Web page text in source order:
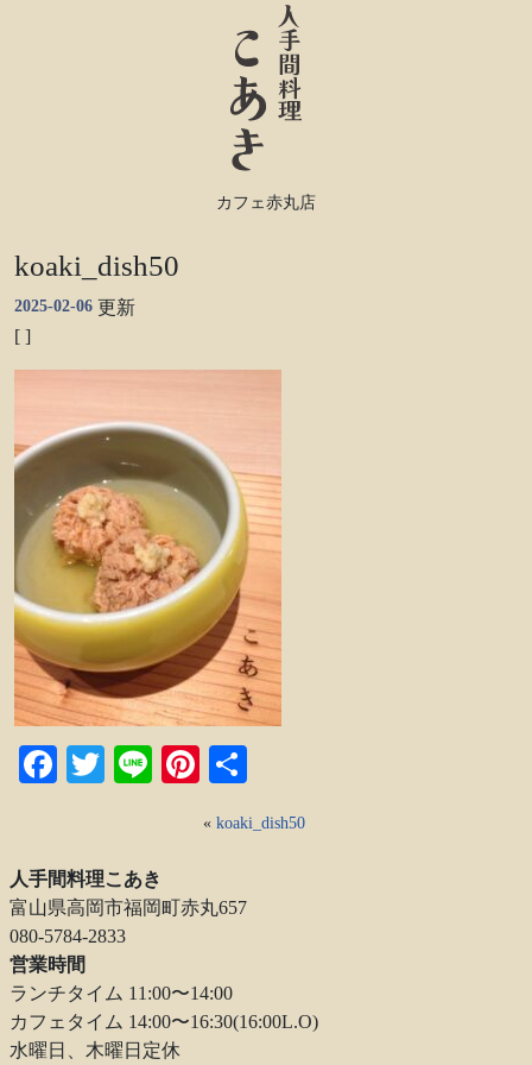
カフェ赤丸店
koaki_dish50
2025-02-06 更新
[ ]
Facebook
TwitterLinePinterest
« koaki_dish50
人手間料理こあき
富山県高岡市福岡町赤丸657
080-5784-2833
営業時間
ランチタイム 11:00〜14:00
カフェタイム 14:00〜16:30(16:00L.O)
水曜日、木曜日定休